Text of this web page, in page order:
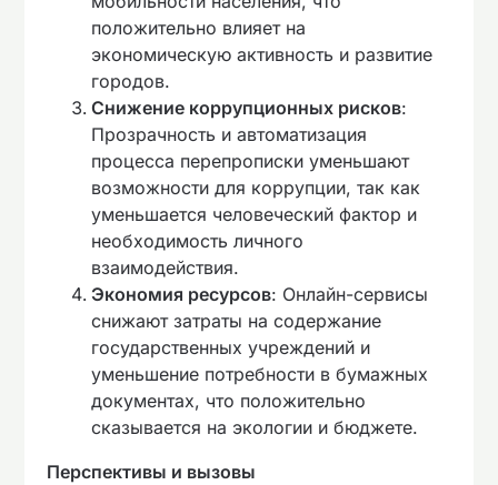
положительно влияет на
экономическую активность и развитие
городов.
Снижение коррупционных рисков:
Прозрачность и автоматизация
процесса перепрописки уменьшают
возможности для коррупции, так как
уменьшается человеческий фактор и
необходимость личного
взаимодействия.
Экономия ресурсов: Онлайн-сервисы
снижают затраты на содержание
государственных учреждений и
уменьшение потребности в бумажных
документах, что положительно
сказывается на экологии и бюджете.
Перспективы и вызовы